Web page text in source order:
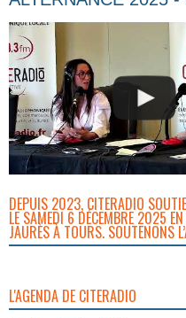
DEPUIS 2023, CITERADIO
LE SAMEDI 6 DÉCEMBRE 2025
JAURÈS À TOURS. SOUTENONS
L'AGENDA DE CITERADIO